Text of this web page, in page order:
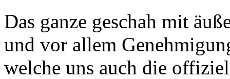
Das ganze geschah mit
und vor allem
welche uns auch die